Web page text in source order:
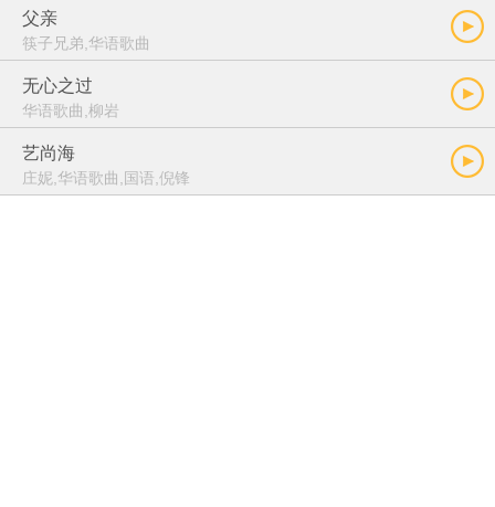
父亲
筷子兄弟,华语歌曲
无心之过
华语歌曲,柳岩
艺尚海
庄妮,华语歌曲,国语,倪锋